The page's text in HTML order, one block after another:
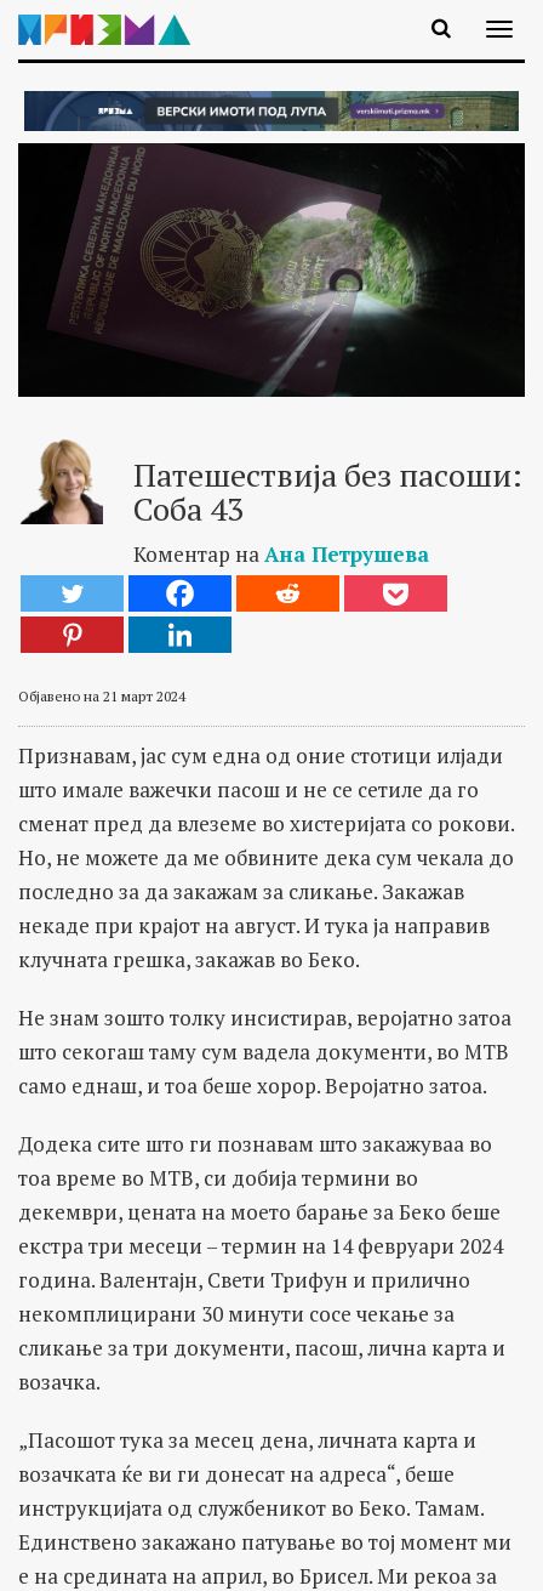
Патешествија без пасоши:
Соба 43
Коментар наАна Петрушева
Објавено на 21 март 2024
Признавам, jас сум една од оние стотици илјади
што имале важечки пасош и не се сетиле да го
сменат пред да влеземе во хистеријата со рокови.
Но, не можете да ме обвините дека сум чекала до
последно за да закажам за сликање. Закажав
некаде при крајот на август. И тука ја направив
клучната грешка, закажав во Беко.
Не знам зошто толку инсистирав, веројатно затоа
што секогаш таму сум вадела документи, во МТВ
само еднаш, и тоа беше хорор. Веројатно затоа.
Додека сите што ги познавам што закажуваа во
тоа време во МТВ, си добија термини во
декември, цената на моето барање за Беко беше
екстра три месеци – термин на 14 февруари 2024
година. Валентајн, Свети Трифун и прилично
некомплицирани 30 минути сосе чекање за
сликање за три документи, пасош, лична карта и
возачка.
„Пасошот тука за месец дена, личната карта и
возачката ќе ви ги донесат на адреса“, беше
инструкцијата од службеникот во Беко. Тамам.
Единствено закажано патување во тој момент ми
е на средината на април, во Брисел. Ми рекоа за